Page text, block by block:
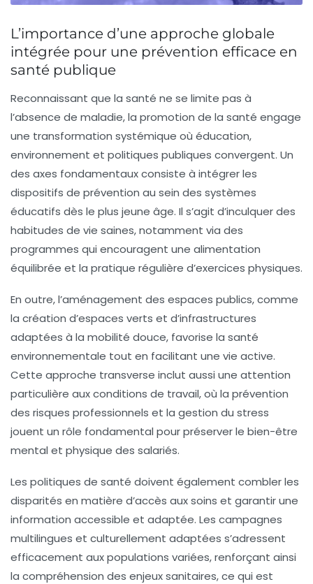
L’importance d’une approche globale
intégrée pour une prévention efficace en
santé publique
Reconnaissant que la santé ne se limite pas à
l’absence de maladie, la promotion de la santé engage
une transformation systémique où éducation,
environnement et politiques publiques convergent. Un
des axes fondamentaux consiste à intégrer les
dispositifs de prévention au sein des systèmes
éducatifs dès le plus jeune âge. Il s’agit d’inculquer des
habitudes de vie saines, notamment via des
programmes qui encouragent une alimentation
équilibrée et la pratique régulière d’exercices physiques.
En outre, l’aménagement des espaces publics, comme
la création d’espaces verts et d’infrastructures
adaptées à la mobilité douce, favorise la santé
environnementale tout en facilitant une vie active.
Cette approche transverse inclut aussi une attention
particulière aux conditions de travail, où la prévention
des risques professionnels et la gestion du stress
jouent un rôle fondamental pour préserver le bien-être
mental et physique des salariés.
Les politiques de santé doivent également combler les
disparités en matière d’accès aux soins et garantir une
information accessible et adaptée. Les campagnes
multilingues et culturellement adaptées s’adressent
efficacement aux populations variées, renforçant ainsi
la compréhension des enjeux sanitaires, ce qui est